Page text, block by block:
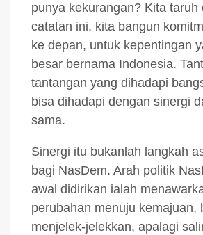
punya kekurangan? Kita taruh
catatan ini, kita bangun
ke depan, untuk kepentingan
besar bernama Indonesia.
tantangan yang dihadapi
bisa dihadapi dengan sinergi
sama.
Sinergi itu bukanlah langkah
bagi NasDem. Arah politik
awal didirikan ialah
perubahan menuju kemajuan,
menjelek-jelekkan, apalagi